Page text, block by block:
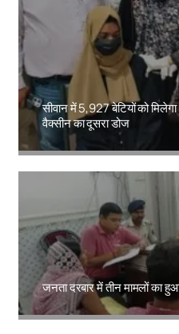
सीवान में 5,927 बेटियों को
वैक्सीन का दूसरा डोज
Amit Lekh
जनता दरबार में तीन मामलों का
Amit Lekh